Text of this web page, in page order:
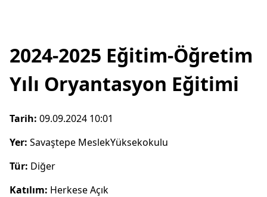
2024-2025 Eğitim-Öğretim
Yılı Oryantasyon Eğitimi
Tarih: 09.09.2024 10:01
Yer: Savaştepe MeslekYüksekokulu
Tür: Diğer
Katılım: Herkese Açık